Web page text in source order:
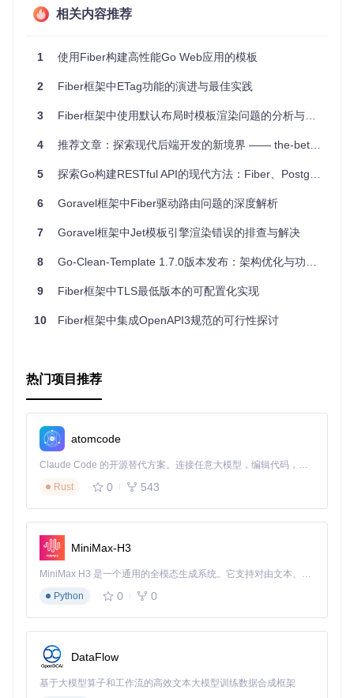
快速启动新的Web应用开发，节省时间成本。
学习和理解如何在Go中集成各种流行的技术栈。
开发RESTful API服务，尤其是需要进行APP和API分离的场
需要高效日志管理和低维护成本的项目。
4、项目特点
开箱即用：内置基本认证、邮箱验证等功能，可立即使用。
零配置开发 ：借助.env文件，轻松配置应用设置。
生产部署友好：通过Makefile实现几乎零停机的生产部署。
助。
总的来说，这是一个强大且全面的Go Web应用框架模板，无
目(GitHub链接)，开启你的高效开发之旅吧！
相关内容推荐
1 使用Fiber构建高性能Go Web应用的模板
2 Fiber框架中ETag功能的演进与最佳实践
3 Fiber框架中使用默认布局时模板渲染问题的分析与解决
4 推荐文章：探索现代后端开发的新境界 —— the-better-backend
5 探索Go构建RESTful API的现代方法：Fiber、PostgreSQL与JWT
6 Goravel框架中Fiber驱动路由问题的深度解析
7 Goravel框架中Jet模板引擎渲染错误的排查与解决
8 Go-Clean-Template 1.7.0版本发布：架构优化与功能升级
9 Fiber框架中TLS最低版本的可配置化实现
10 Fiber框架中集成OpenAPI3规范的可行性探讨
热门项目推荐
atomcode
Claude Code 的开源替代方案。连接任意大模型，编辑代码，运行命令，自动验证 — 全自动执行。用 Rust 构建，极致性能。 ｜ An open-source alternative to Claude Code. Connect any LLM, edit code, run commands, and verify changes — autonomously. Built in Rust for speed. Get Started
Rust
0 543
MiniMax-H3
MiniMax H3 是一个通用的全模态生成系统。它支持对由文本、图像、视频和音频组成的多模态上下文进行统一理解，并能生成分辨率高达 2K、时长可达 15 秒的带原生立体声音频的视频。得益于面向任务泛化的系统设计，H3 在预训练阶段就已具备广泛的多模态上下文理解与生成能力，能够出色地执行复杂的多模态指令。
Python
0 0
DataFlow
基于大模型算子和工作流的高效文本大模型训练数据合成框架